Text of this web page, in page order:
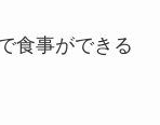
食事ができる